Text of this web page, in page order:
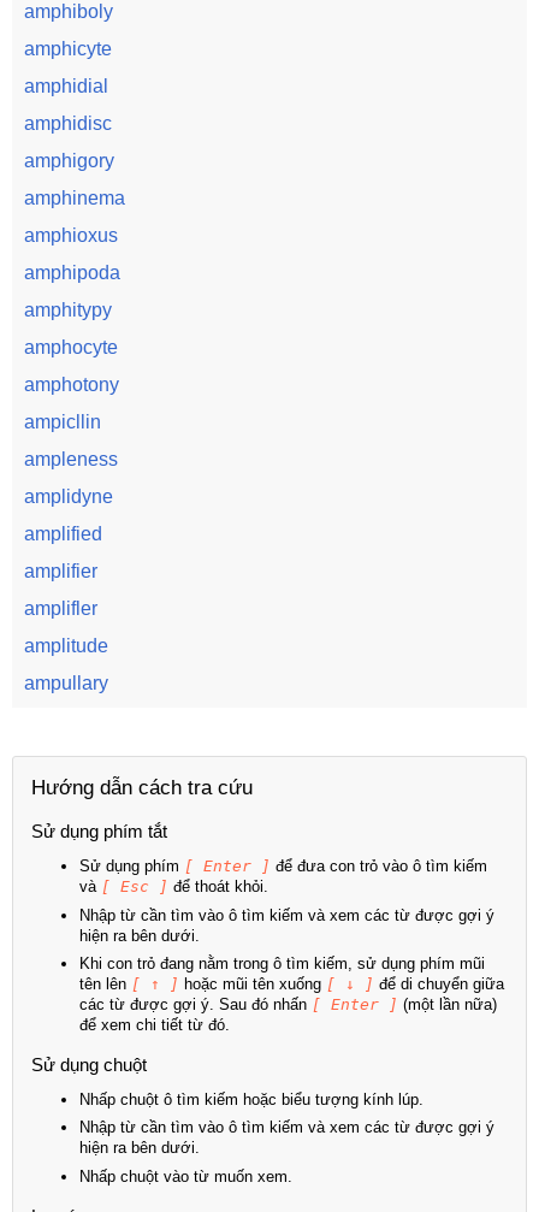
amphiboly
amphicyte
amphidial
amphidisc
amphigory
amphinema
amphioxus
amphipoda
amphitypy
amphocyte
amphotony
ampicllin
ampleness
amplidyne
amplified
amplifier
amplifler
amplitude
ampullary
Hướng dẫn cách tra cứu
Sử dụng phím tắt
Sử dụng phím [ Enter ] để đưa con trỏ vào ô tìm kiếm
và [ Esc ] để thoát khỏi.
Nhập từ cần tìm vào ô tìm kiếm và xem các từ được gợi ý
hiện ra bên dưới.
Khi con trỏ đang nằm trong ô tìm kiếm, sử dụng phím mũi
tên lên [ ↑ ] hoặc mũi tên xuống [ ↓ ] để di chuyển giữa
các từ được gợi ý. Sau đó nhấn [ Enter ] (một lần nữa)
để xem chi tiết từ đó.
Sử dụng chuột
Nhấp chuột ô tìm kiếm hoặc biểu tượng kính lúp.
Nhập từ cần tìm vào ô tìm kiếm và xem các từ được gợi ý
hiện ra bên dưới.
Nhấp chuột vào từ muốn xem.